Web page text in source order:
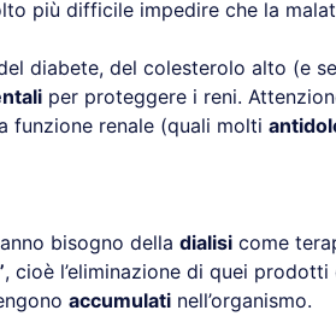
più difficile impedire che la
diabete, del colesterolo alto (e
per proteggere i reni.
funzione renale (quali molti
bisogno della dialisicome
, cioè l’eliminazione di quei
accumulatinell’organismo.